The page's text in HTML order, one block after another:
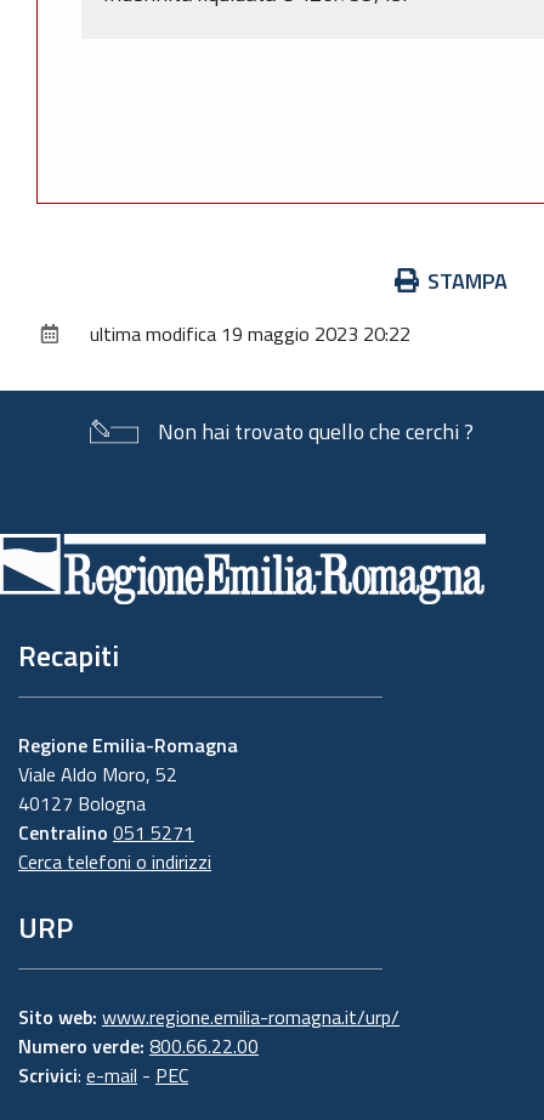
documento
STAMPA
ultima modifica 19 maggio 2023 20:22
Non hai trovato quello che cerchi ?
di
pagina
Recapiti
Regione Emilia-Romagna
Viale Aldo Moro, 52
40127 Bologna
Centralino 051 5271
Cerca telefoni o indirizzi
URP
Sito web: www.regione.emilia-romagna.it/urp/
Numero verde: 800.66.22.00
Scrivici: e-mail - PEC